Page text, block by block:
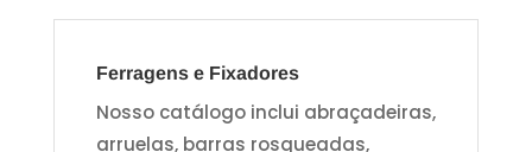
Ferragens e Fixadores
Nosso catálogo inclui abraçadeiras,
arruelas, barras rosqueadas,